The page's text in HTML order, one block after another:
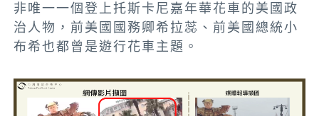
非唯一一個登上托斯卡尼嘉年華花車的美國政
治人物，前美國國務卿希拉蕊、前美國總統小
布希也都曾是遊行花車主題。